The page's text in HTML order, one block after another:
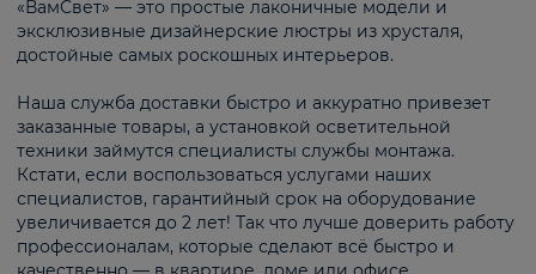
«ВамСвет» — это простые лаконичные модели и
эксклюзивные дизайнерские люстры из хрусталя,
достойные самых роскошных интерьеров.
Наша служба доставки быстро и аккуратно привезет
заказанные товары, а установкой осветительной
техники займутся специалисты службы монтажа.
Кстати, если воспользоваться услугами наших
специалистов, гарантийный срок на оборудование
увеличивается до 2 лет! Так что лучше доверить работу
профессионалам, которые сделают всё быстро и